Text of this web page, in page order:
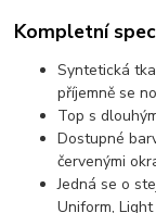
Kompletní
Syntetická
příjemně se
Top s
Dostupné
červenými
Jedná se o
Uniform,